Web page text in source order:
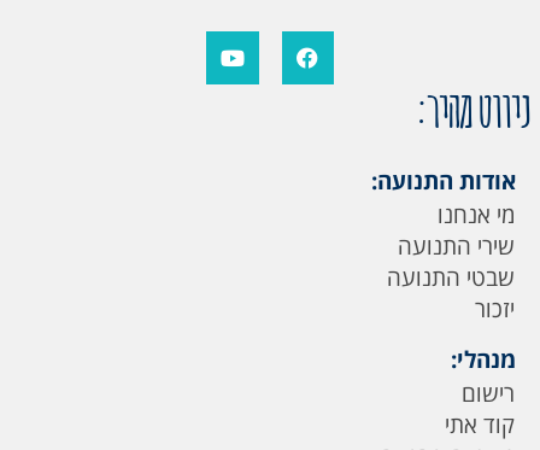
ניווט מהיר:
אודות התנועה:
מי אנחנו
שירי התנועה
שבטי התנועה
יזכור
מנהלי:
רישום
קוד אתי